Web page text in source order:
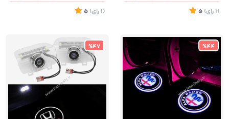
(1 رای)
5
(1 رای)
5
%44
%47